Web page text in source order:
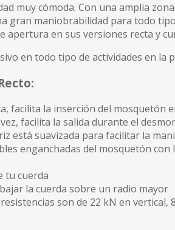
muy cómoda. Con una amplia
gran maniobrabilidad para todo
apertura en sus versiones recta y
en todo tipo de actividades en la
:
facilita la inserción del mosquetón
facilita la salida durante el
está suavizada para facilitar la
enganchadas del mosquetón con
tu cuerda
la cuerda sobre un radio mayor
son de 22 kN en